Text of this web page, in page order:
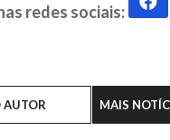
redes sociais:
AUTOR MAIS